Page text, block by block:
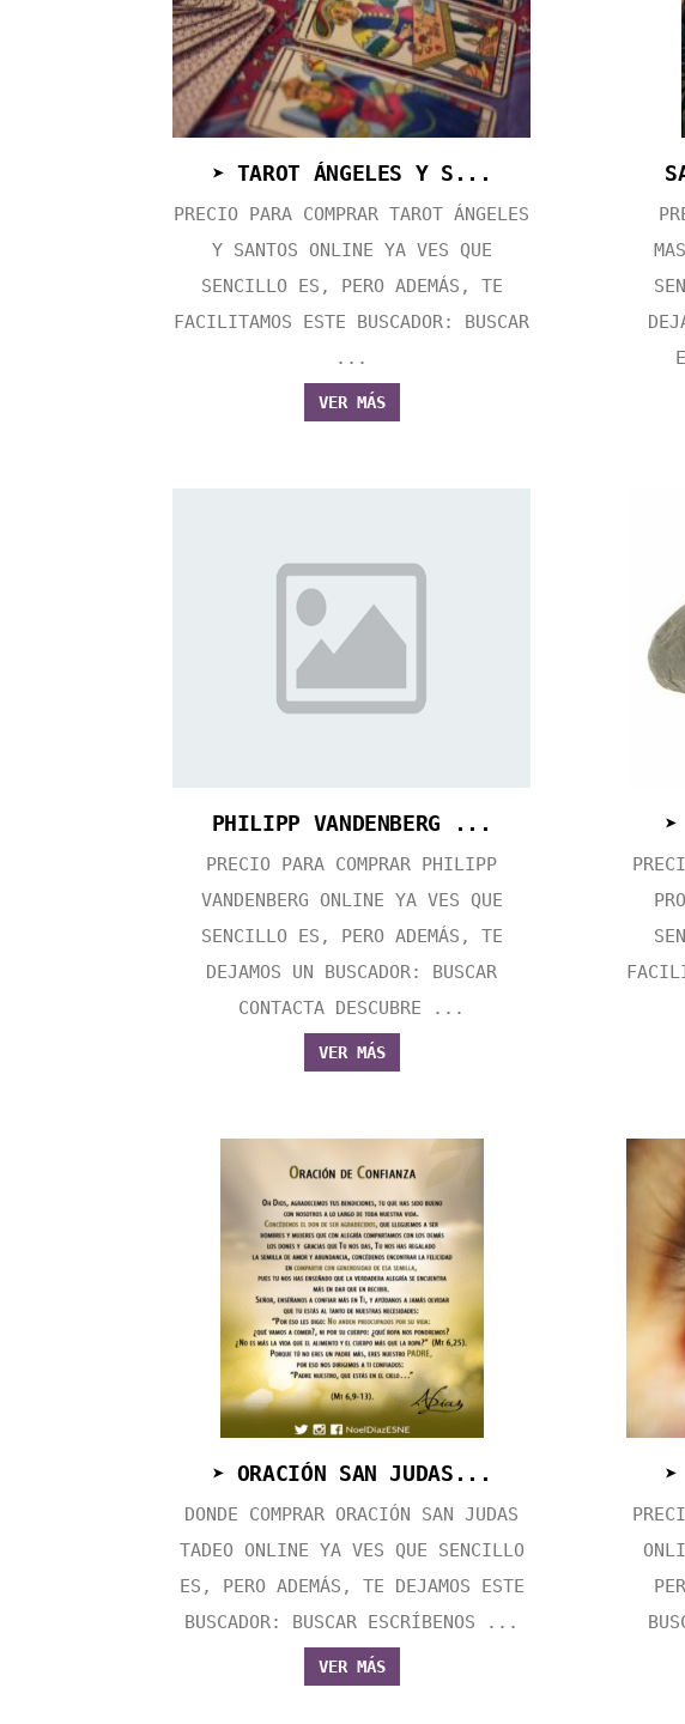
➤ TAROT ÁNGELES Y S...
PRECIO PARA COMPRAR TAROT ÁNGELES
Y SANTOS ONLINE YA VES QUE
SENCILLO ES, PERO ADEMÁS, TE
FACILITAMOS ESTE BUSCADOR: BUSCAR
...
VER MÁS
PHILIPP VANDENBERG ...
PRECIO PARA COMPRAR PHILIPP
VANDENBERG ONLINE YA VES QUE
SENCILLO ES, PERO ADEMÁS, TE
DEJAMOS UN BUSCADOR: BUSCAR
CONTACTA DESCUBRE ...
VER MÁS
➤
➤ ORACIÓN SAN JUDAS...
DONDE COMPRAR ORACIÓN SAN JUDAS
TADEO ONLINE YA VES QUE SENCILLO
ES, PERO ADEMÁS, TE DEJAMOS ESTE
BUSCADOR: BUSCAR ESCRÍBENOS ...
VER MÁS
➤